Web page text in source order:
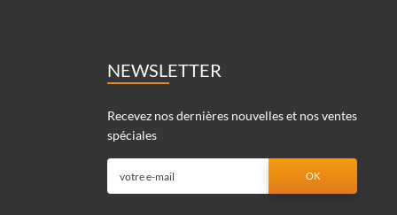
NEWSLETTER
Recevez nos dernières nouvelles et nos ventes
spéciales